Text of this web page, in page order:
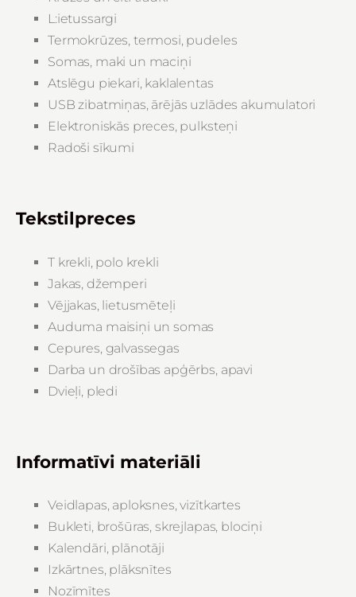
L:ietussargi
Termokrūzes, termosi, pudeles
Somas, maki un maciņi
Atslēgu piekari, kaklalentas
USB zibatmiņas, ārējās uzlādes akumulatori
Elektroniskās preces, pulksteņi
Radoši sīkumi
Tekstilpreces
T krekli, polo krekli
Jakas, džemperi
Vējjakas, lietusmēteļi
Auduma maisiņi un somas
Cepures, galvassegas
Darba un drošības apģērbs, apavi
Dvieļi, pledi
Informatīvi materiāli
Veidlapas, aploksnes, vizītkartes
Bukleti, brošūras, skrejlapas, blociņi
Kalendāri, plānotāji
Izkārtnes, plāksnītes
Nozīmītes